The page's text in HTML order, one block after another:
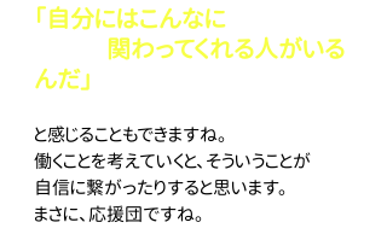
「自分にはこんなに
関わってくれる人がいる
んだ」
と感じることもできますね。
働くことを考えていくと、そういうことが
自信に繋がったりすると思います。
まさに、応援団ですね。